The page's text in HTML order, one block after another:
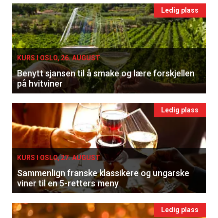
Ledig plass
KURS I OSLO, 26. AUGUST
Benytt sjansen til å smake og lære forskjellen
på hvitviner
Ledig plass
KURS I OSLO, 27. AUGUST
Sammenlign franske klassikere og ungarske
viner til en 5-retters meny
Ledig plass